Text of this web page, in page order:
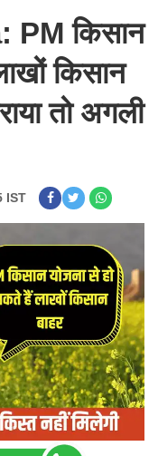
PM किसान
किसान
तो अगली
IST